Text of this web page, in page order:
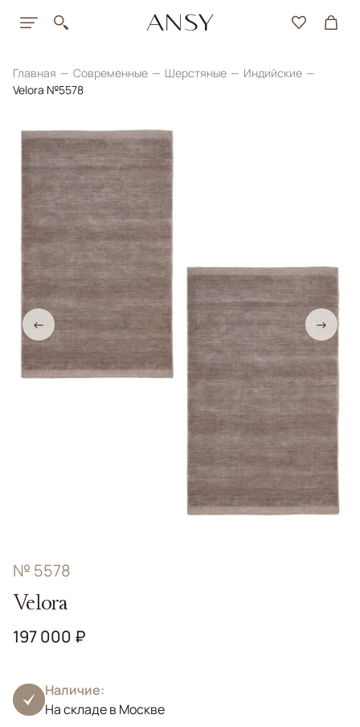
Главная Современные Шерстяные
Индийские
Velora №5578
← →
№ 5578
Velora
197 000 ₽
Наличие:
На складе в Москве